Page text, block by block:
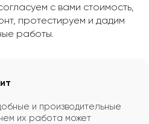
с вами стоимость,
протестируем и дадим
работы.
и производительные
их работа может